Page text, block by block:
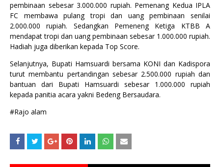
pembinaan sebesar 3.000.000 rupiah. Pemenang Kedua IPLA
FC membawa pulang tropi dan uang pembinaan senilai
2.000.000 rupiah. Sedangkan Pemeneng Ketiga KTBB A
mendapat tropi dan uang pembinaan sebesar 1.000.000 rupiah.
Hadiah juga diberikan kepada Top Score.
Selanjutnya, Bupati Hamsuardi bersama KONI dan Kadispora
turut membantu pertandingan sebesar 2.500.000 rupiah dan
bantuan dari Bupati Hamsuardi sebesar 1.000.000 rupiah
kepada panitia acara yakni Bedeng Bersaudara.
#Rajo alam